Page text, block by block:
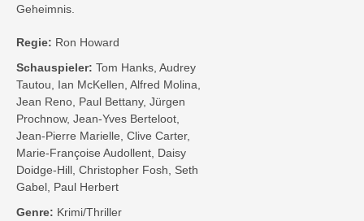
Geheimnis.
Regie: Ron Howard
Schauspieler: Tom Hanks, Audrey
Tautou, Ian McKellen, Alfred Molina,
Jean Reno, Paul Bettany, Jürgen
Prochnow, Jean-Yves Berteloot,
Jean-Pierre Marielle, Clive Carter,
Marie-Françoise Audollent, Daisy
Doidge-Hill, Christopher Fosh, Seth
Gabel, Paul Herbert
Genre: Krimi/Thriller